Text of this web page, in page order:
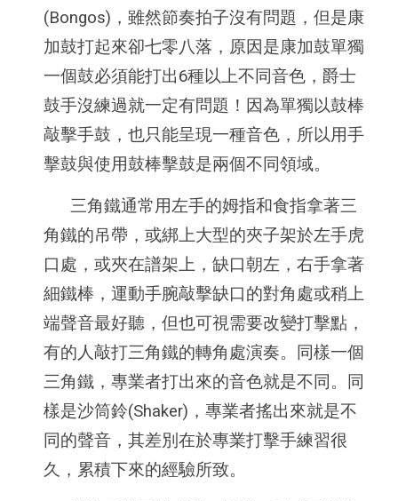
(Bongos)，雖然節奏拍子沒有問題，但是康
加鼓打起來卻七零八落，原因是康加鼓單獨
一個鼓必須能打出6種以上不同音色，爵士
鼓手沒練過就一定有問題！因為單獨以鼓棒
敲擊手鼓，也只能呈現一種音色，所以用手
擊鼓與使用鼓棒擊鼓是兩個不同領域。
三角鐵通常用左手的姆指和食指拿著三
角鐵的吊帶，或綁上大型的夾子架於左手虎
口處，或夾在譜架上，缺口朝左，右手拿著
細鐵棒，運動手腕敲擊缺口的對角處或稍上
端聲音最好聽，但也可視需要改變打擊點，
有的人敲打三角鐵的轉角處演奏。同樣一個
三角鐵，專業者打出來的音色就是不同。同
樣是沙筒鈴(Shaker)，專業者搖出來就是不
同的聲音，其差別在於專業打擊手練習很
久，累積下來的經驗所致。